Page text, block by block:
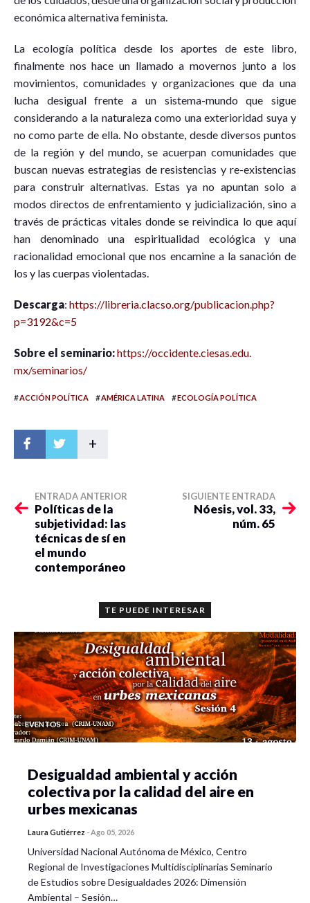
económica alternativa feminista.
La ecología política desde los aportes de este libro,
finalmente nos hace un llamado a movernos junto a los
movimientos, comunidades y organizaciones que da una
lucha desigual frente a un sistema-mundo que sigue
considerando a la naturaleza como una exterioridad suya y
no como parte de ella. No obstante, desde diversos puntos
de la región y del mundo, se acuerpan comunidades que
buscan nuevas estrategias de resistencias y re-existencias
para construir alternativas. Estas ya no apuntan solo a
modos directos de enfrentamiento y judicialización, sino a
través de prácticas vitales donde se reivindica lo que aquí
han denominado una espiritualidad ecológica y una
racionalidad emocional que nos encamine a la sanación de
los y las cuerpas violentadas.
Descarga: https://libreria.clacso.org/publicacion.php?
p=3192&c=5
Sobre el seminario:https://occidente.ciesas.edu.
mx/seminarios/
#ACCIÓN POLÍTICA #AMÉRICA LATINA #ECOLOGÍA POLÍTICA
+
ENTRADA ANTERIOR
Políticas de la
subjetividad: las
técnicas de sí en
el mundo
contemporáneo
SIGUIENTE ENTRADA
Nóesis, vol. 33,
núm. 65
TE PUEDE INTERESAR
EVENTOS
Desigualdad ambiental y acción
colectiva por la calidad del aire en
urbes mexicanas
Laura Gutiérrez -Ago 05, 2026
Universidad Nacional Autónoma de México, Centro
Regional de Investigaciones Multidisciplinarias Seminario
de Estudios sobre Desigualdades 2026: Dimensión
Ambiental – Sesión…